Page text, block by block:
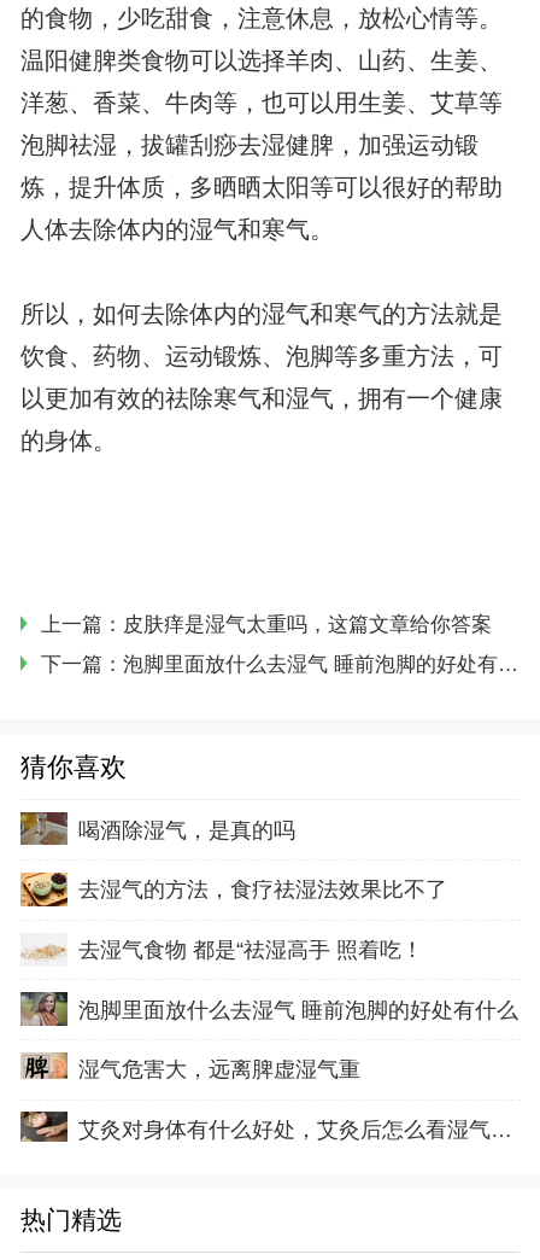
的食物，少吃甜食，注意休息，放松心情等。
温阳健脾类食物可以选择羊肉、山药、生姜、
洋葱、香菜、牛肉等，也可以用生姜、艾草等
泡脚祛湿，拔罐刮痧去湿健脾，加强运动锻
炼，提升体质，多晒晒太阳等可以很好的帮助
人体去除体内的湿气和寒气。
所以，如何去除体内的湿气和寒气的方法就是
饮食、药物、运动锻炼、泡脚等多重方法，可
以更加有效的祛除寒气和湿气，拥有一个健康
的身体。
上一篇： 皮肤痒是湿气太重吗，这篇文章给你答案
下一篇： 泡脚里面放什么去湿气 睡前泡脚的好处有什么
猜你喜欢
喝酒除湿气，是真的吗
去湿气的方法，食疗祛湿法效果比不了
去湿气食物 都是“祛湿高手 照着吃！
泡脚里面放什么去湿气 睡前泡脚的好处有什么
湿气危害大，远离脾虚湿气重
艾灸对身体有什么好处，艾灸后怎么看湿气排出
热门精选